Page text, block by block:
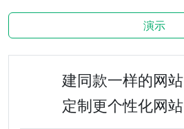
演示
建同款一样的网站
定制更个性化网站